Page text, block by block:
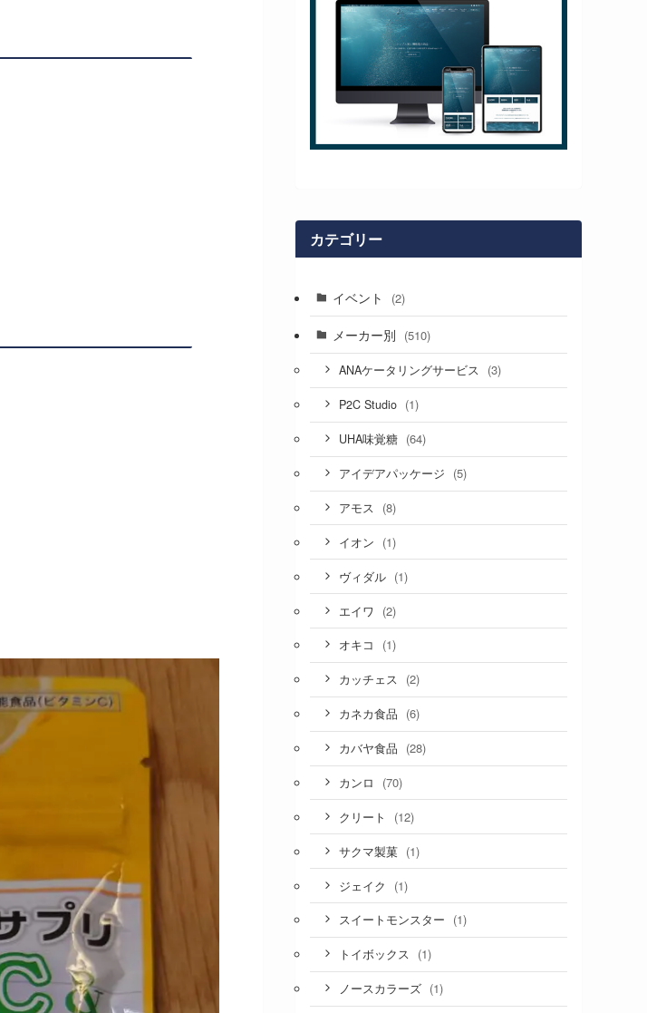
カテゴリー
イベント (2)
メーカー別 (510)
ANAケータリングサービス (3)
P2C Studio (1)
UHA味覚糖 (64)
アイデアパッケージ (5)
アモス (8)
イオン (1)
ヴィダル (1)
エイワ (2)
オキコ (1)
カッチェス (2)
カネカ食品 (6)
カバヤ食品 (28)
カンロ (70)
クリート (12)
サクマ製菓 (1)
ジェイク (1)
スイートモンスター (1)
トイボックス (1)
ノースカラーズ (1)